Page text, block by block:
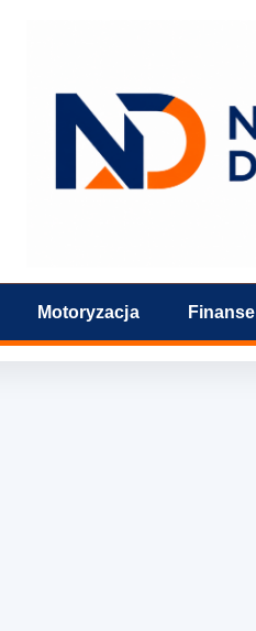
Motoryzacja Finanse